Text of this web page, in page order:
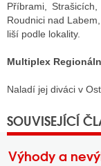
Příbrami, Strašicích,
Roudnici nad
liší podle lokality.
Multiplex
Naladí jej diváci v
Výhody a